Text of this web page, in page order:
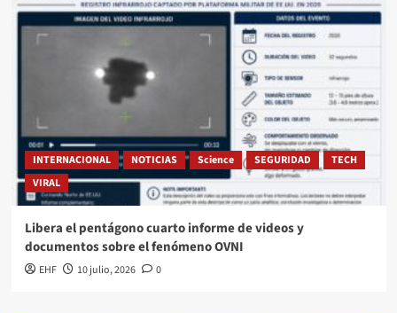
INTERNACIONAL NOTICIAS Science SEGURIDAD
TECH
VIRAL
Libera el pentágono cuarto informe de videos y
documentos sobre el fenómeno OVNI
EHF 10 julio, 2026 0